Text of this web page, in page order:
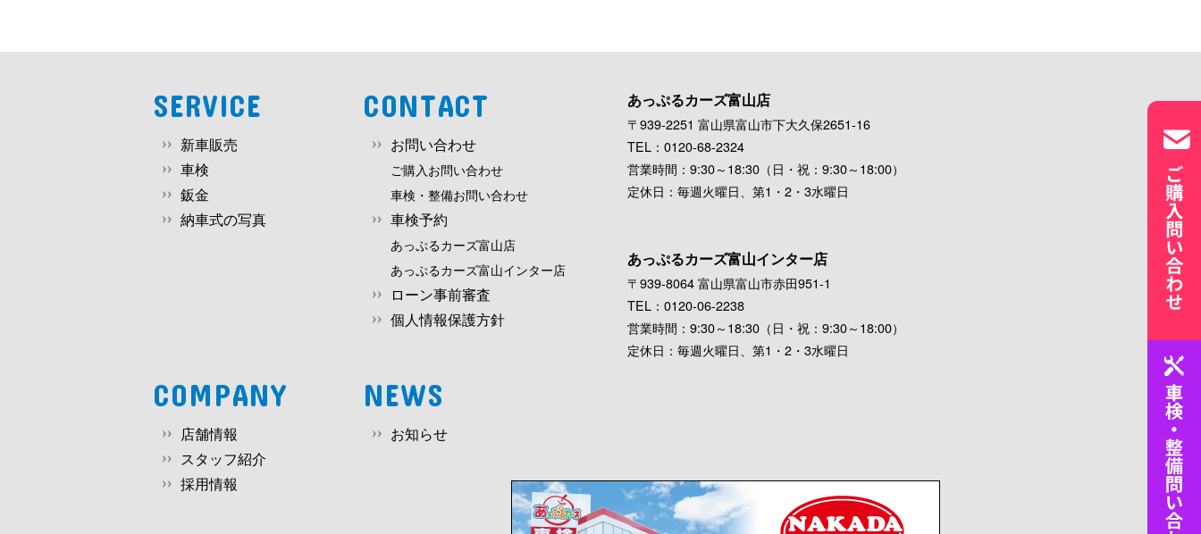
SERVICE
新車販売
車検
鈑金
納車式の写真
COMPANY
店舗情報
スタッフ紹介
採用情報
CONTACT
お問い合わせ
ご購入お問い合わせ
車検・整備お問い合わせ
車検予約
あっぷるカーズ富山店
あっぷるカーズ富山インター店
ローン事前審査
個人情報保護方針
NEWS
お知らせ
あっぷるカーズ富山店
〒939-2251 富山県富山市下大久保2651-16
TEL：0120-68-2324
営業時間：9:30～18:30（日・祝：9:30～18:00）
定休日：毎週火曜日、第1・2・3水曜日
あっぷるカーズ富山インター店
〒939-8064 富山県富山市赤田951-1
TEL：0120-06-2238
営業時間：9:30～18:30（日・祝：9:30～18:00）
定休日：毎週火曜日、第1・2・3水曜日